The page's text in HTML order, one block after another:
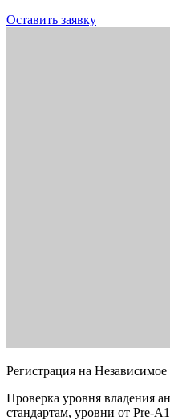
Оставить заявку
Регистрация на Независимое
Проверка уровня владения
стандартам, уровни от Pre-